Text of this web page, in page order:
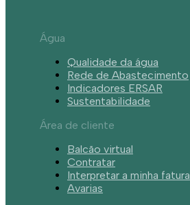
Água
Qualidade da água
Rede de Abastecimento
Indicadores ERSAR
Sustentabilidade
Área de cliente
Balcão virtual
Contratar
Interpretar a minha fatura
Avarias